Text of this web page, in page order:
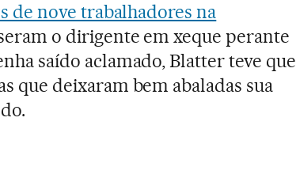
de nove trabalhadores na
o dirigente em xeque perante
saído aclamado, Blatter teve que
que deixaram bem abaladas sua